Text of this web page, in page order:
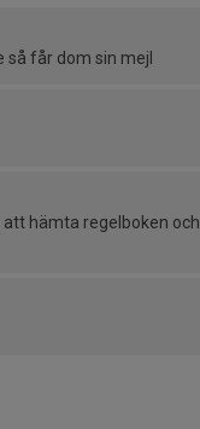
så får dom sin mejl
hämta regelboken och